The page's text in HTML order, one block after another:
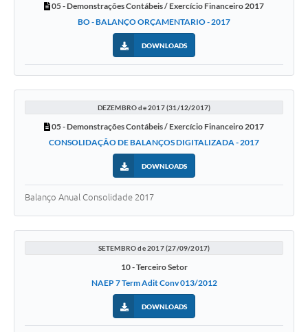
05 - Demonstrações Contábeis / Exercício Financeiro 2017
BO - BALANÇO ORÇAMENTARIO - 2017
DOWNLOADS
DEZEMBRO de 2017 (31/12/2017)
05 - Demonstrações Contábeis / Exercício Financeiro 2017
CONSOLIDAÇÃO DE BALANÇOS DIGITALIZADA - 2017
DOWNLOADS
Balanço Anual Consolidade 2017
SETEMBRO de 2017 (27/09/2017)
10 - Terceiro Setor
NAEP 7 Term Adit Conv 013/2012
DOWNLOADS